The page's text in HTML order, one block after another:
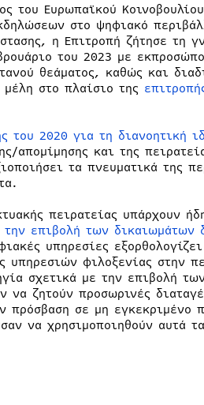
του Ευρωπαϊκού
στο ψηφιακό
η Επιτροπή ζήτησε τη
του 2023 με
θεάματος, καθώς και
στο πλαίσιο της
του 2020 για τη διανοητική
απομίμησης και της
τα πνευματικά της
πειρατείας υπάρχουν
επιβολή των δικαιωμάτων
υπηρεσίες
υπηρεσιών φιλοξενίας στην
σχετικά με την επιβολή
να ζητούν προσωρινές
πρόσβαση σε μη εγκεκριμένο
να χρησιμοποιηθούν αυτά